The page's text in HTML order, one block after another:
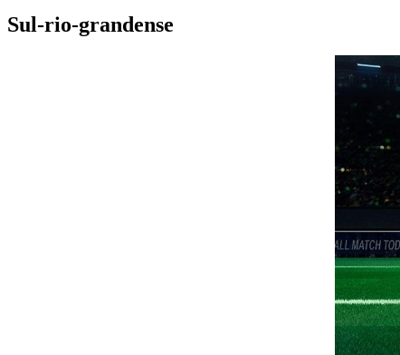
Sul-rio-grandense